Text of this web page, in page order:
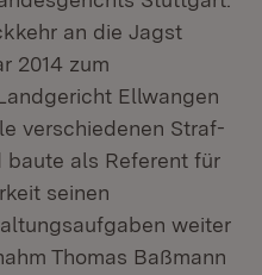
an die Jagst
2014 zum
Ellwangen
verschiedenen Straf-
baute als Referent für
seinen
weiter
Thomas Baßmann